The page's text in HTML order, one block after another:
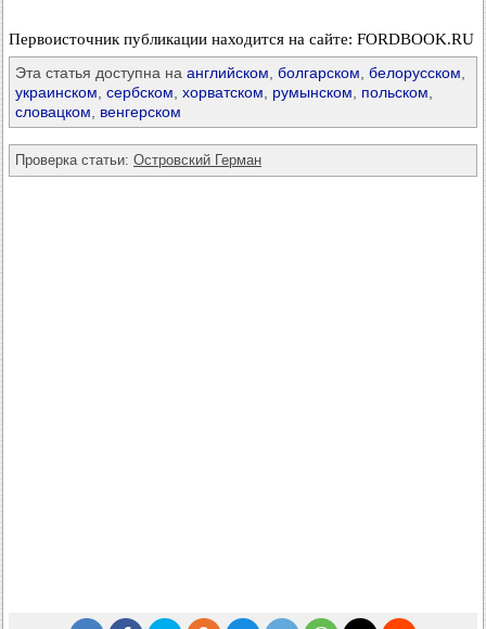
Первоисточник публикации находится на сайте: FORDBOOK.RU
Эта статья доступна на английском болгарском белорусском
украинском сербском хорватском румынском польском
словацком
венгерском
Проверка статьи: Островский Герман